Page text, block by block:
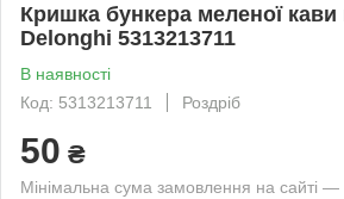
Кришка бункера меленої
Delonghi 5313213711
В наявності
Код: 5313213711
Роздріб
50 ₴
Мінімальна сума замовлення на сайті